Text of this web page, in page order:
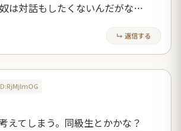
は対話もしたくないんだがな…
↳ 返信する
えてしまう。同級生とかかな？